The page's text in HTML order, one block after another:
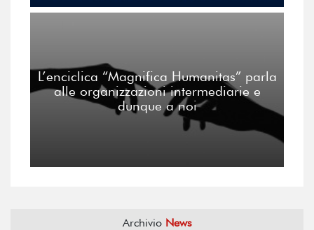
L’enciclica “Magnifica Humanitas” parla
alle organizzazioni intermediarie e
dunque a noi
Archivio News